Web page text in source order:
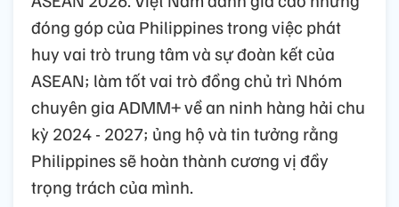
đóng góp của Philippines trong việc phát
huy vai trò trung tâm và sự đoàn kết của
ASEAN; làm tốt vai trò đồng chủ trì Nhóm
chuyên gia ADMM+ về an ninh hàng hải chu
kỳ 2024 - 2027; ủng hộ và tin tưởng rằng
Philippines sẽ hoàn thành cương vị đầy
trọng trách của mình.